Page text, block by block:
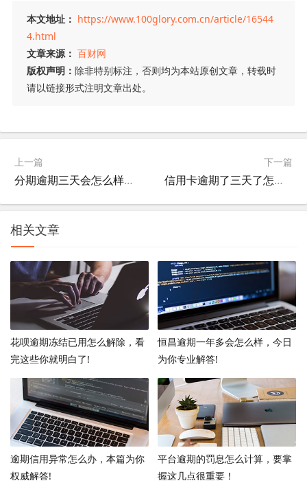
本文地址： https://www.100glory.com.cn/article/16544
4.html
文章来源： 百财网
版权声明： 除非特别标注，否则均为本站原创文章，转载时
请以链接形式注明文章出处。
上一篇
分期逾期三天会怎么样，一起看看专业解读!
下一篇
信用卡逾期了三天了怎么办，看完这些你就明白了!
相关文章
花呗逾期冻结已用怎么解除，看
完这些你就明白了!
恒昌逾期一年多会怎么样，今日
为你专业解答!
逾期信用异常怎么办，本篇为你
权威解答!
平台逾期的罚息怎么计算，要掌
握这几点很重要！